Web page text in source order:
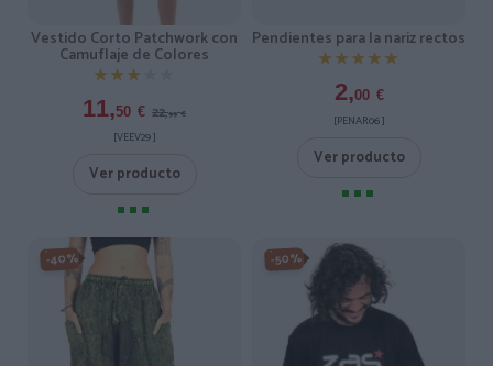
Vestido Corto Patchwork con
Camuflaje de Colores
★★★★★
★★★★★
11,50 € 22,99 €
[VEEV29 ]
Ver producto
Pendientes para la nariz rectos
★★★★★
★★★★★
2,00 €
[PENAR06 ]
Ver producto
-40% -50%